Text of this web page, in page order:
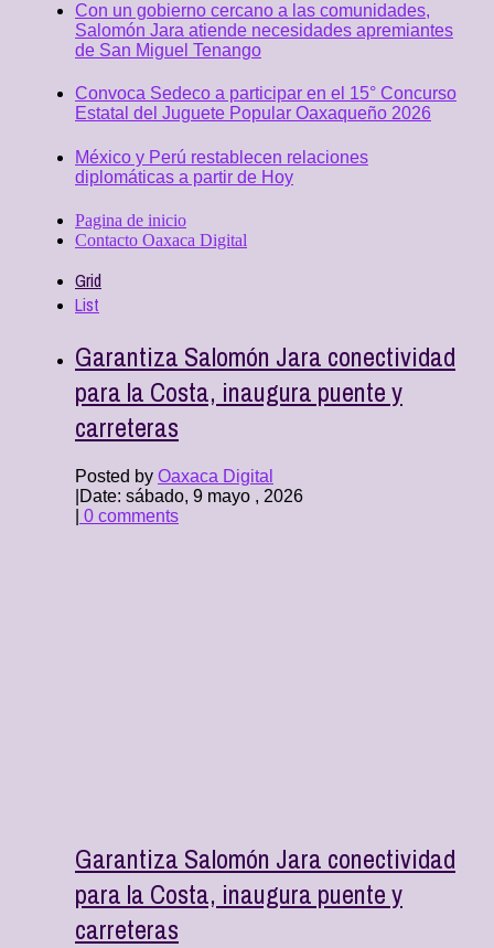
Con un gobierno cercano a las comunidades,
Salomón Jara atiende necesidades apremiantes
de San Miguel Tenango
Convoca Sedeco a participar en el 15° Concurso
Estatal del Juguete Popular Oaxaqueño 2026
México y Perú restablecen relaciones
diplomáticas a partir de Hoy
Pagina de inicio
Contacto Oaxaca Digital
Grid
List
Garantiza Salomón Jara conectividad
para la Costa, inaugura puente y
carreteras
Posted by Oaxaca Digital
Date: sábado, 9 mayo , 2026
0 comments
Garantiza Salomón Jara conectividad
para la Costa, inaugura puente y
carreteras